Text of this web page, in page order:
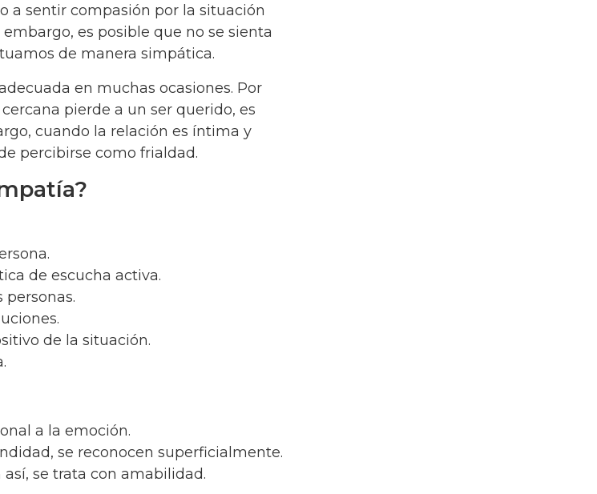
a sentir compasión por la situación
es posible que no se sienta
de manera simpática.
en muchas ocasiones. Por
pierde a un ser querido, es
cuando la relación es íntima y
percibirse como frialdad.
de escucha activa.
de la situación.
a la emoción.
se reconocen superficialmente.
se trata con amabilidad.